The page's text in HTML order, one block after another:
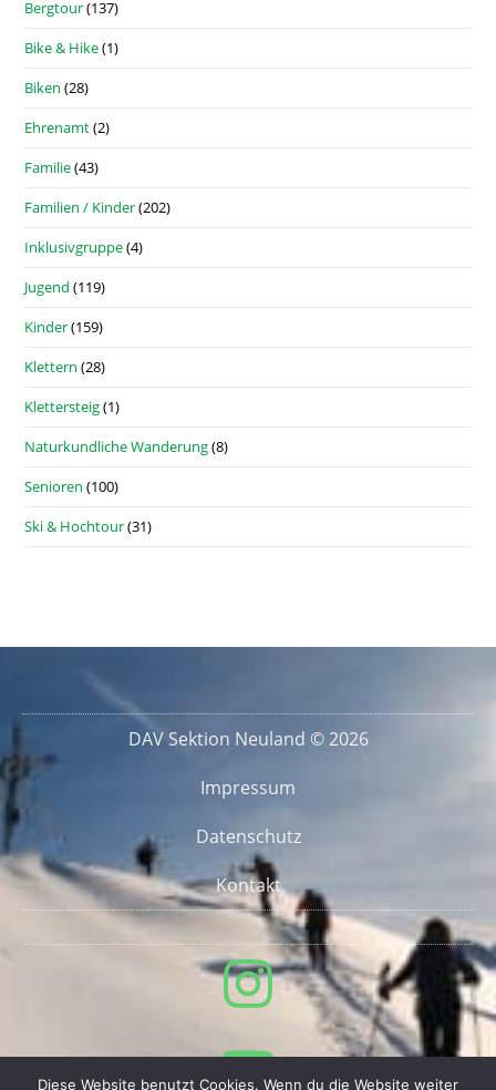
Bergtour(137)
Bike & Hike(1)
Biken (28)
Ehrenamt(2)
Familie(43)
Familien / Kinder(202)
Inklusivgruppe(4)
Jugend (119)
Kinder(159)
Klettern (28)
Klettersteig(1)
Naturkundliche Wanderung(8)
Senioren (100)
Ski & Hochtour(31)
DAV Sektion Neuland © 2026
Impressum
Datenschutz
Kontakt
Diese Website benutzt Cookies. Wenn du die Website weiter